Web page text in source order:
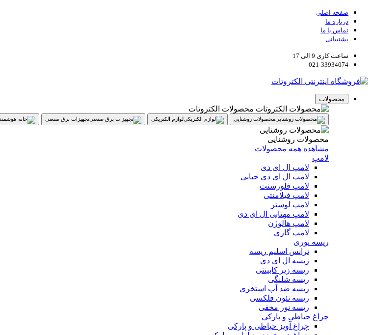
صفحه اصلی
درباره ما
تماس با ما
پشتیبانی
ساعت کاری 9 الی 17
021-33934074
محصولات
محصولات الکتروتات
محصولات روشنایی لوازم الکتریکی تجهیزات برق صنعتی
محصولات روشنایی
مشاهده همه محصولات
لامپ
لامپ ال ای دی
لامپ ال ای دی حبابی
لامپ فلورسنت
لامپ فیلامنتی
لامپ لوستر
لامپ مهتابی ال ای دی
لامپ هالوژن
لامپ گازی
ریسه نوری
ترانس اسلیم ریسه
ریسه ال ای دی
ریسه زیر کابینتی
ریسه شلنگی
ریسه ضد آب استخری
ریسه نئون فلکسی
ریسه نور مخفی
چراغ حیاطی و پارکی
چراغ آویز حیاطی و پارکی